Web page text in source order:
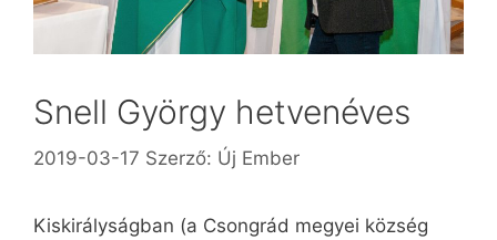
Snell György hetvenéves
2019-03-17 Szerző: Új Ember
Kiskirályságban (a Csongrád megyei község